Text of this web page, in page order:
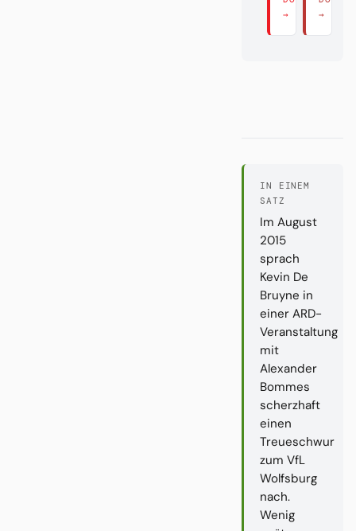
→
→
IN EINEM
SATZ
Im August
2015
sprach
Kevin De
Bruyne in
einer ARD-
Veranstaltung
mit
Alexander
Bommes
scherzhaft
einen
Treueschwur
zum VfL
Wolfsburg
nach.
Wenig